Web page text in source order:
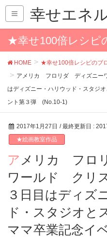
幸せエネ
★幸せ100倍レシピ
HOME ★幸せ100倍レシピのブ
アメリカ フロリダ ディズニ
はディズニー・ハリウッド・スタジ
ント第３弾 (No.10-1)
2017年1月27日 / 最終更新日 :
★絵画教室作品
アメリカ フロリダ ディズニー
ワールド クリ
３日目はディズ
ド・スタジオ
ママ卒業記念イ